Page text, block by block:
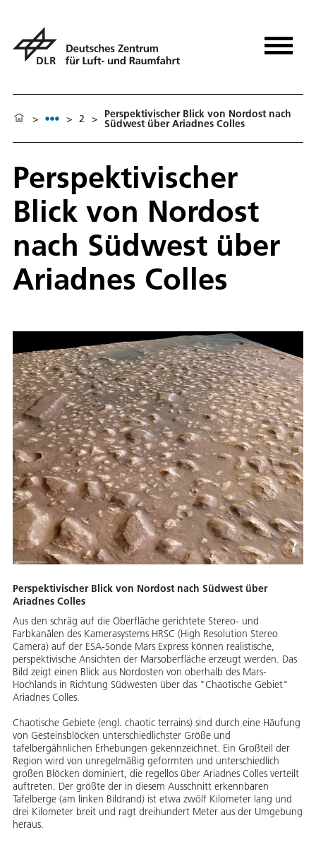
> > 2 > Perspektivischer Blick von Nordost nach
Südwest über Ariadnes Colles
Perspektivischer
Blick von Nordost
nach Südwest über
Ariadnes Colles
Perspektivischer Blick von Nordost nach Südwest über
Ariadnes Colles
Aus den schräg auf die Oberfläche gerichtete Stereo- und
Farbkanälen des Kamerasystems HRSC (High Resolution Stereo
Camera) auf der ESA-Sonde Mars Express können realistische,
perspektivische Ansichten der Marsoberfläche erzeugt werden. Das
Bild zeigt einen Blick aus Nordosten von oberhalb des Mars-
Hochlands in Richtung Südwesten über das "Chaotische Gebiet"
Ariadnes Colles.
Chaotische Gebiete (engl. chaotic terrains) sind durch eine Häufung
von Gesteinsblöcken unterschiedlichster Größe und
tafelbergähnlichen Erhebungen gekennzeichnet. Ein Großteil der
Region wird von unregelmäßig geformten und unterschiedlich
großen Blöcken dominiert, die regellos über Ariadnes Colles verteilt
auftreten. Der größte der in diesem Ausschnitt erkennbaren
Tafelberge (am linken Bildrand) ist etwa zwölf Kilometer lang und
drei Kilometer breit und ragt dreihundert Meter aus der Umgebung
heraus.